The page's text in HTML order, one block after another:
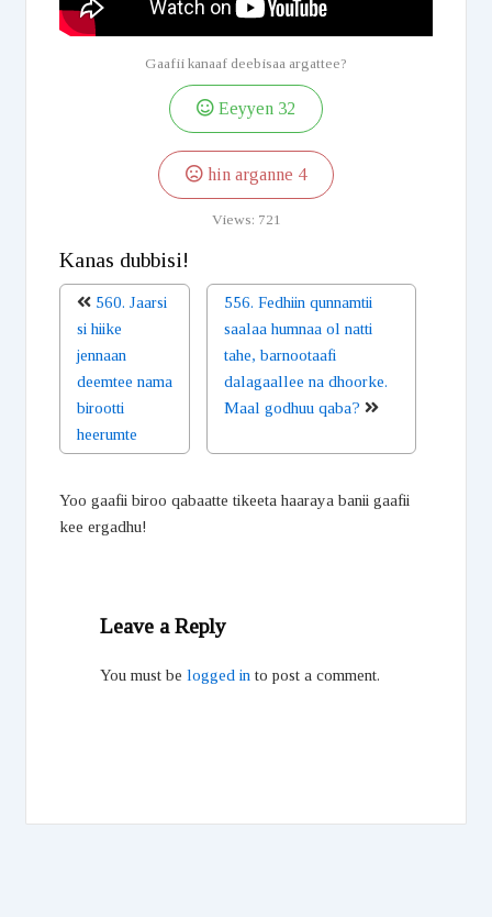
Gaafii kanaaf deebisaa argattee?
Eeyyen 32
hin arganne 4
Views: 721
Kanas dubbisi!
560. Jaarsi
si hiike
jennaan
deemtee nama
birootti
heerumte
556. Fedhiin qunnamtii
saalaa humnaa ol natti
tahe, barnootaafi
dalagaallee na dhoorke.
Maal godhuu qaba?
Yoo gaafii biroo qabaatte tikeeta haaraya banii gaafii
kee ergadhu!
Leave a Reply
You must belogged in to post a comment.